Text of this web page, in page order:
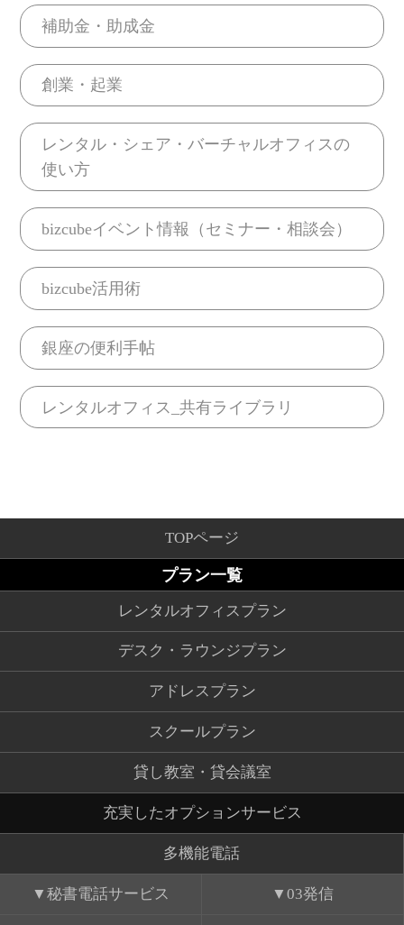
補助金・助成金
創業・起業
レンタル・シェア・バーチャルオフィスの
使い方
bizcubeイベント情報（セミナー・相談会）
bizcube活用術
銀座の便利手帖
レンタルオフィス_共有ライブラリ
TOPページ
プラン一覧
レンタルオフィスプラン
デスク・ラウンジプラン
アドレスプラン
スクールプラン
貸し教室・貸会議室
充実したオプションサービス
多機能電話
秘書電話サービス 03発信